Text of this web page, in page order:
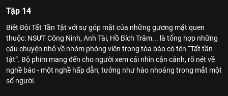
Tập 14
Biệt Đội Tất Tần Tật với sự góp mặt của những gương mặt quen
thuộc: NSƯT Công Ninh, Anh Tài, Hồ Bích Trâm... là tổng hợp những
câu chuyện nhỏ về nhóm phóng viên trong tòa báo có tên “Tất tần
tật”. Bộ phim mang đến cho người xem cái nhìn cận cảnh, rõ nét về
nghề báo - một nghề hấp dẫn, tưởng như hào nhoáng trong mắt một
số người.